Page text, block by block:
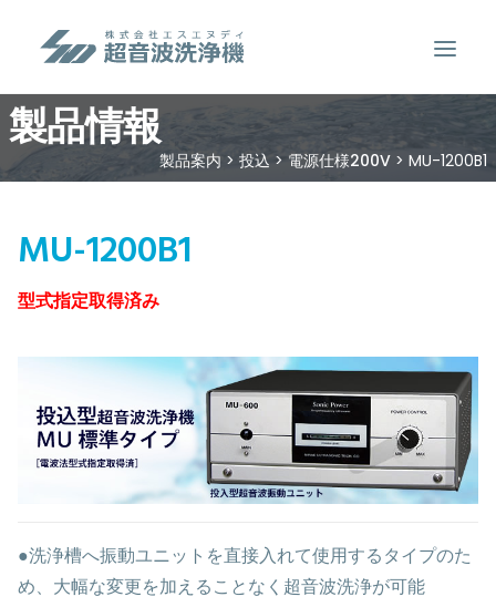
製品案内
超音波洗浄のしくみ
販売事例
洗浄液について
お問い合わせ
SEARCH
製品情報
製品案内 > 投込 > 電源仕様200V > MU-1200B1
MU-1200B1
型式指定取得済み
●洗浄槽へ振動ユニットを直接入れて使用するタイプのた
め、大幅な変更を加えることなく超音波洗浄が可能